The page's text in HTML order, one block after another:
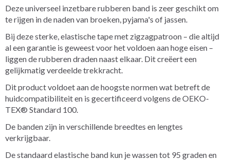
Deze universeel inzetbare rubberen band is zeer geschikt om
te rijgen in de naden van broeken, pyjama's of jassen.
Bij deze sterke, elastische tape met zigzagpatroon – die altijd
al een garantie is geweest voor het voldoen aan hoge eisen –
liggen de rubberen draden naast elkaar. Dit creëert een
gelijkmatig verdeelde trekkracht.
Dit product voldoet aan de hoogste normen wat betreft de
huidcompatibiliteit en is gecertificeerd volgens de OEKO-
TEX® Standard 100.
De banden zijn in verschillende breedtes en lengtes
verkrijgbaar.
De standaard elastische band kun je wassen tot 95 graden en